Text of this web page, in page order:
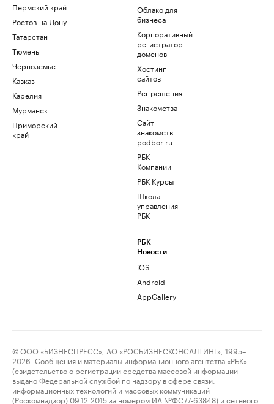
Пермский край
Ростов-на-Дону
Татарстан
Тюмень
Черноземье
Кавказ
Карелия
Мурманск
Приморский
край
Облако для
бизнеса
Корпоративный
регистратор
доменов
Хостинг
сайтов
Рег.решения
Знакомства
Сайт
знакомств
podbor.ru
РБК
Компании
РБК Курсы
Школа
управления
РБК
РБК
Новости
iOS
Android
AppGallery
© ООО «БИЗНЕСПРЕСС», АО «РОСБИЗНЕСКОНСАЛТИНГ», 1995–
2026. Сообщения и материалы информационного агентства «РБК»
(свидетельство о регистрации средства массовой информации
выдано Федеральной службой по надзору в сфере связи,
информационных технологий и массовых коммуникаций
(Роскомнадзор) 09.12.2015 за номером ИА №ФС77-63848) и сетевого